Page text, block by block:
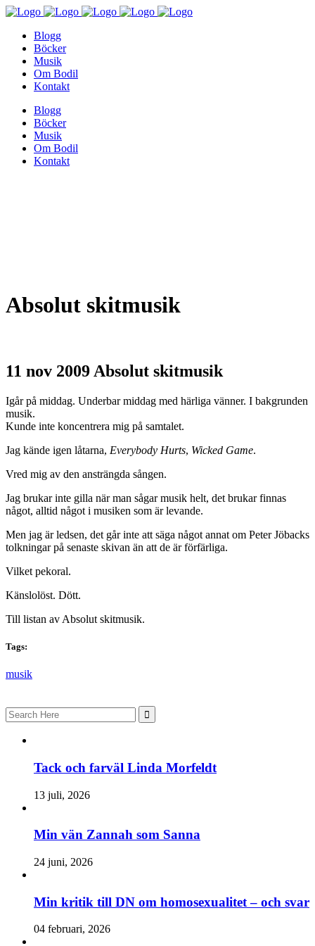
Blogg
Böcker
Musik
Om Bodil
Kontakt
Blogg
Böcker
Musik
Om Bodil
Kontakt
Absolut skitmusik
11 nov 2009 Absolut skitmusik
Igår på middag. Underbar middag med härliga vänner. I bakgrunden
musik.
Kunde inte koncentrera mig på samtalet.
Jag kände igen låtarna, Everybody Hurts, Wicked Game.
Vred mig av den ansträngda sången.
Jag brukar inte gilla när man sågar musik helt, det brukar finnas
något, alltid något i musiken som är levande.
Men jag är ledsen, det går inte att säga något annat om Peter Jöbacks
tolkningar på senaste skivan än att de är förfärliga.
Vilket pekoral.
Känslolöst. Dött.
Till listan av Absolut skitmusik.
Tags:
musik
Search
for:
Tack och farväl Linda Morfeldt
13 juli, 2026
Min vän Zannah som Sanna
24 juni, 2026
Min kritik till DN om homosexualitet – och svar
04 februari, 2026